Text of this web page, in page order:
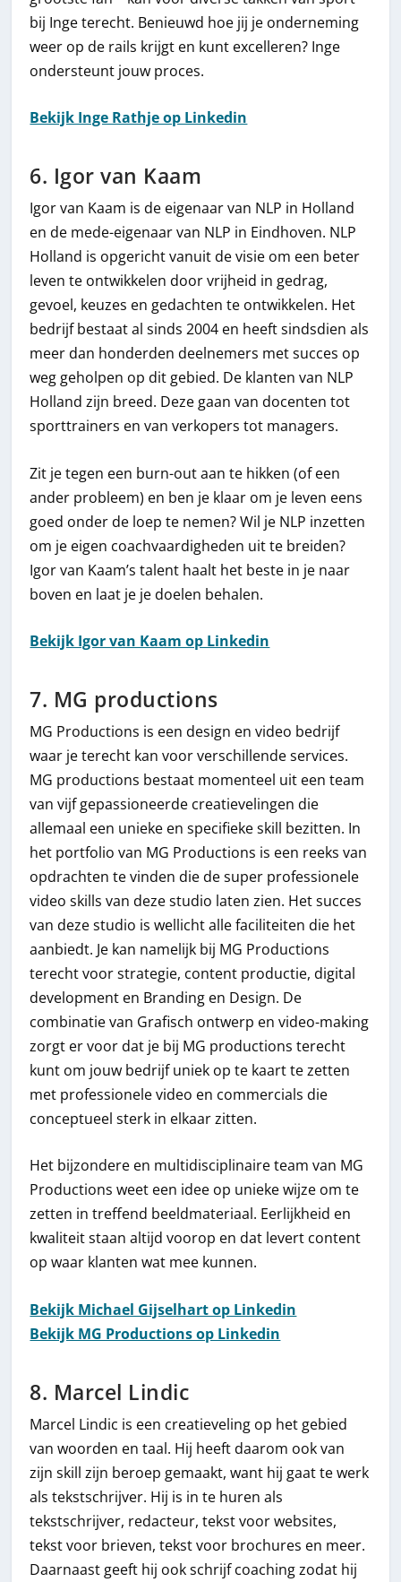
bij Inge terecht. Benieuwd hoe jij je onderneming
weer op de rails krijgt en kunt excelleren? Inge
ondersteunt jouw proces.
Bekijk Inge Rathje op Linkedin
6. Igor van Kaam
Igor van Kaam is de eigenaar van NLP in Holland
en de mede-eigenaar van NLP in Eindhoven. NLP
Holland is opgericht vanuit de visie om een beter
leven te ontwikkelen door vrijheid in gedrag,
gevoel, keuzes en gedachten te ontwikkelen. Het
bedrijf bestaat al sinds 2004 en heeft sindsdien als
meer dan honderden deelnemers met succes op
weg geholpen op dit gebied. De klanten van NLP
Holland zijn breed. Deze gaan van docenten tot
sporttrainers en van verkopers tot managers.
Zit je tegen een burn-out aan te hikken (of een
ander probleem) en ben je klaar om je leven eens
goed onder de loep te nemen? Wil je NLP inzetten
om je eigen coachvaardigheden uit te breiden?
Igor van Kaam’s talent haalt het beste in je naar
boven en laat je je doelen behalen.
Bekijk Igor van Kaam op Linkedin
7. MG productions
MG Productions is een design en video bedrijf
waar je terecht kan voor verschillende services.
MG productions bestaat momenteel uit een team
van vijf gepassioneerde creatievelingen die
allemaal een unieke en specifieke skill bezitten. In
het portfolio van MG Productions is een reeks van
opdrachten te vinden die de super professionele
video skills van deze studio laten zien. Het succes
van deze studio is wellicht alle faciliteiten die het
aanbiedt. Je kan namelijk bij MG Productions
terecht voor strategie, content productie, digital
development en Branding en Design. De
combinatie van Grafisch ontwerp en video-making
zorgt er voor dat je bij MG productions terecht
kunt om jouw bedrijf uniek op te kaart te zetten
met professionele video en commercials die
conceptueel sterk in elkaar zitten.
Het bijzondere en multidisciplinaire team van MG
Productions weet een idee op unieke wijze om te
zetten in treffend beeldmateriaal. Eerlijkheid en
kwaliteit staan altijd voorop en dat levert content
op waar klanten wat mee kunnen.
Bekijk Michael Gijselhart op Linkedin
Bekijk MG Productions op Linkedin
8. Marcel Lindic
Marcel Lindic is een creatieveling op het gebied
van woorden en taal. Hij heeft daarom ook van
zijn skill zijn beroep gemaakt, want hij gaat te werk
als tekstschrijver. Hij is in te huren als
tekstschrijver, redacteur, tekst voor websites,
tekst voor brieven, tekst voor brochures en meer.
Daarnaast geeft hij ook schrijf coaching zodat hij